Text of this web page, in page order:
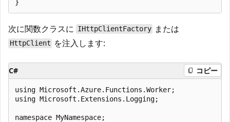
次に関数クラスに IHttpClientFactory または
HttpClient を注入します:
C# コピー
using Microsoft.Azure.Functions.Worker;
using Microsoft.Extensions.Logging;
namespace MyNamespace;